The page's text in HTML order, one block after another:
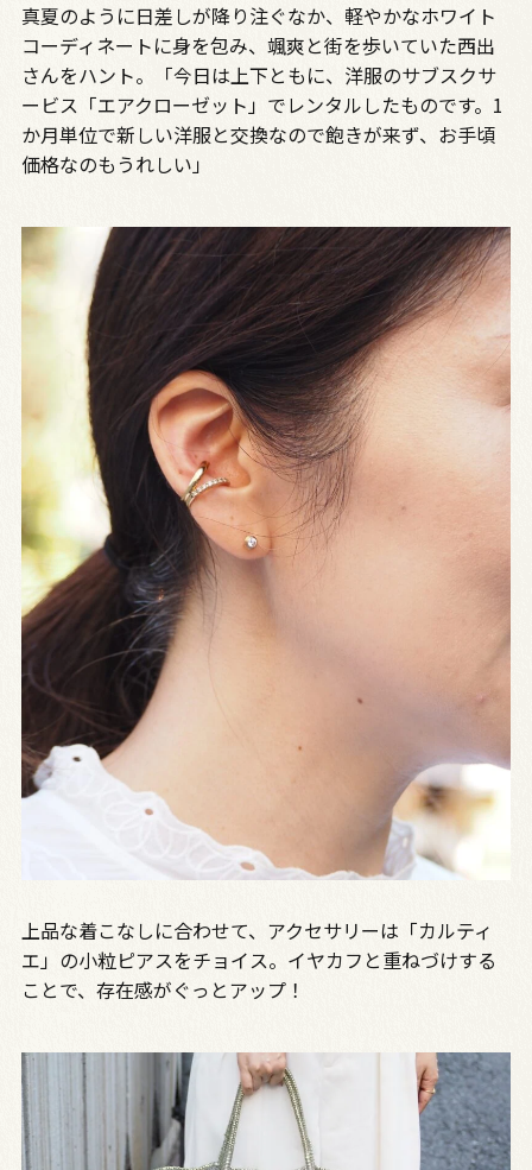
真夏のように日差しが降り注ぐなか、軽やかなホワイト
コーディネートに身を包み、颯爽と街を歩いていた西出
さんをハント。「今日は上下ともに、洋服のサブスクサ
ービス「エアクローゼット」でレンタルしたものです。1
か月単位で新しい洋服と交換なので飽きが来ず、お手頃
価格なのもうれしい」
上品な着こなしに合わせて、アクセサリーは「カルティ
エ」の小粒ピアスをチョイス。イヤカフと重ねづけする
ことで、存在感がぐっとアップ！